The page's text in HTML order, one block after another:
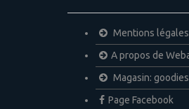
Mentions légales
A propos de
Magasin: goodies
Page Facebook